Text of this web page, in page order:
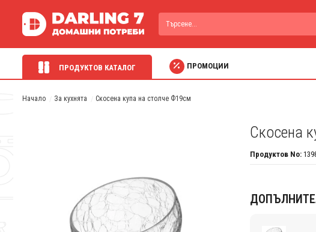
ПРОДУКТОВ КАТАЛОГ ПРОМОЦИИ
Начало За кухнята Скосена купа на столче Ф19см
Скосена
Продуктов No: